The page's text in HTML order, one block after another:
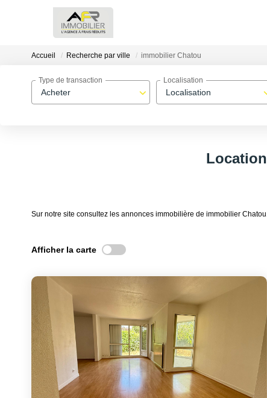
Accueil Recherche par ville immobilier Chatou
Acheter
Type de transaction
Localisation
Localisation
Sur notre site consultez les annonces immobilière de immobilier
Afficher la carte